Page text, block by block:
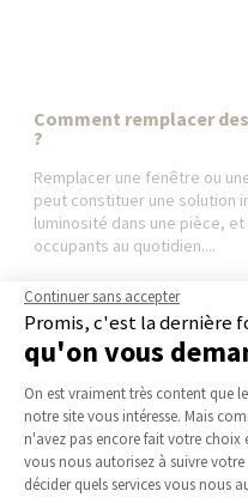
Comment remplacer
?
Remplacer une fenêtre ou
peut constituer une solution
luminosité dans une pièce,
occupants au quotidien....
La lucarne de toit : une
Continuer sans accepter
Promis, c'est la dernière
qu'on vous
Plateforme de
On est vraiment très content que
notre site vous intéresse. Mais
n'avez pas encore fait votre choix
vous nous autorisez à suivre
décider quels services vous nous